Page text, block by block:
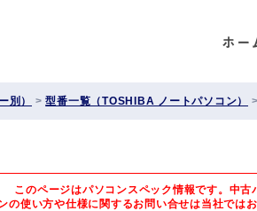
別） >型番一覧（TOSHIBA ノートパソコン）
このページはパソコンスペック情報です。中古
の使い方や仕様に関するお問い合せは当社では